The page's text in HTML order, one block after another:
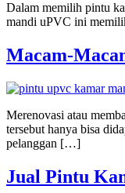
Dalam memilih pintu
mandi uPVC ini
Macam-
Merenovasi atau
tersebut hanya bisa
pelanggan […]
Jual Pintu